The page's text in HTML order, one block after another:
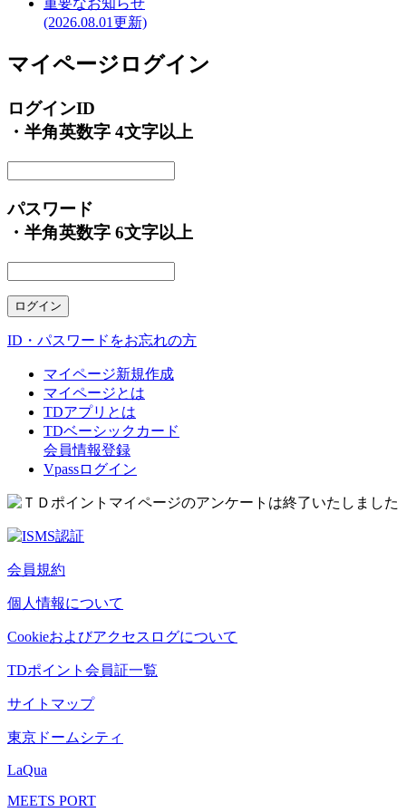
(2026.08.01更新)
マイページログイン
ログインID
・半角英数字 4文字以上
パスワード
・半角英数字 6文字以上
ID・パスワードをお忘れの方
マイページ新規作成
マイページとは
TDアプリとは
TDベーシックカード
会員情報登録
Vpassログイン
会員規約
個人情報について
Cookieおよびアクセスログについて
TDポイント会員証一覧
サイトマップ
東京ドームシティ
LaQua
MEETS PORT